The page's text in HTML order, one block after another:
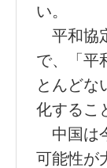
い。
平和協
で、「平
とんどな
化するこ
中国は
可能性が